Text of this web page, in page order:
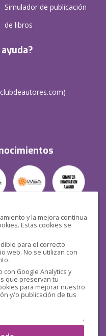
y la mejora continua
Estas cookies se
para el correcto
web. No se utilizan con
con Google Analytics y
que preservan tu
para mejorar nuestro
y/o publicación de tus
.
Simulador de publicación
de libros
)